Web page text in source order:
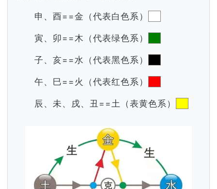
申、酉==金（代表白色系）
寅、卯==木（代表绿色系）
子、亥==水（代表黑色系）
午、巳==火（代表红色系）
辰、未、戌、丑==土（表黄色系）